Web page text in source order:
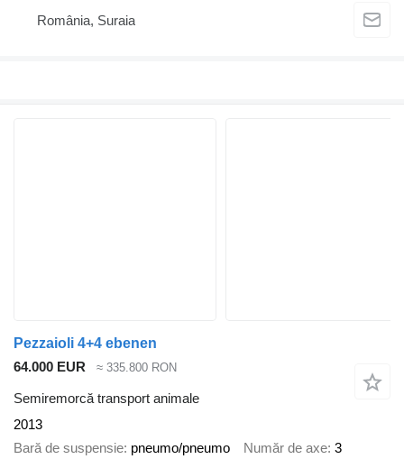
România, Suraia
Pezzaioli 4+4 ebenen
64.000 EUR
≈ 335.800 RON
Semiremorcă transport animale
2013
Bară de suspensie pneumo/pneumo Număr de axe 3